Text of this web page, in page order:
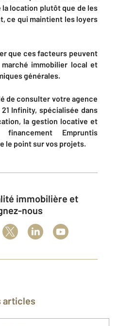
la location plutôt que de les
ce qui maintient les loyers
que ces facteurs peuvent
immobilier local et
générales.
de consulter votre agence
21 Infinity, spécialisée dans
la gestion locative et
Empruntis
le point sur vos projets.
nous
articles